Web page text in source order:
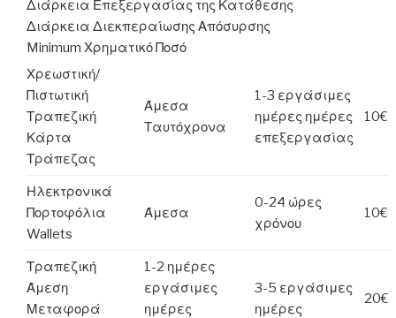
Διάρκεια Επεξεργασίας της Κατάθεσης
Διάρκεια Διεκπεραίωσης Απόσυρσης
Minimum Χρηματικό Ποσό
Χρεωστική/
Πιστωτική
Τραπεζική
Κάρτα
Τράπεζας
Άμεσα
Ταυτόχρονα
1-3 εργάσιμες
ημέρες ημέρες
επεξεργασίας
10€
Ηλεκτρονικά
Πορτοφόλια
Wallets
Άμεσα
0-24 ώρες
χρόνου
10€
Τραπεζική
Άμεση
Μεταφορά
1-2 ημέρες
εργάσιμες
ημέρες
3-5 εργάσιμες
ημέρες
20€